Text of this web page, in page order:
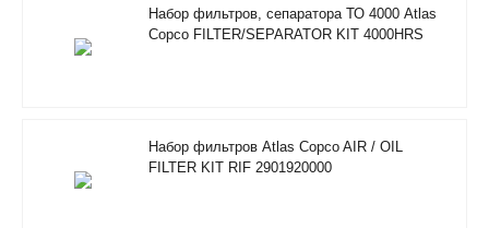
Набор фильтров, сепаратора ТО 4000 Atlas
Copco FILTER/SEPARATOR KIT 4000HRS
Набор фильтров Atlas Copco AIR / OIL
FILTER KIT RIF 2901920000